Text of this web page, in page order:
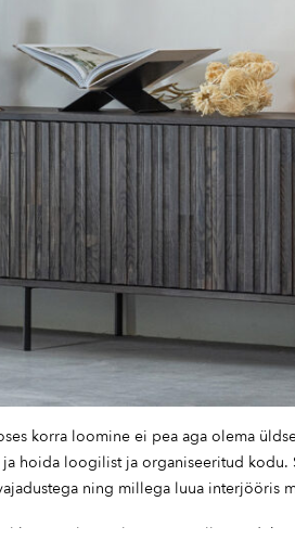
korra loomine ei pea aga olema
hoida loogilist ja organiseeritud kodu.
ning millega luua interjööris
ustele ei võta sellise